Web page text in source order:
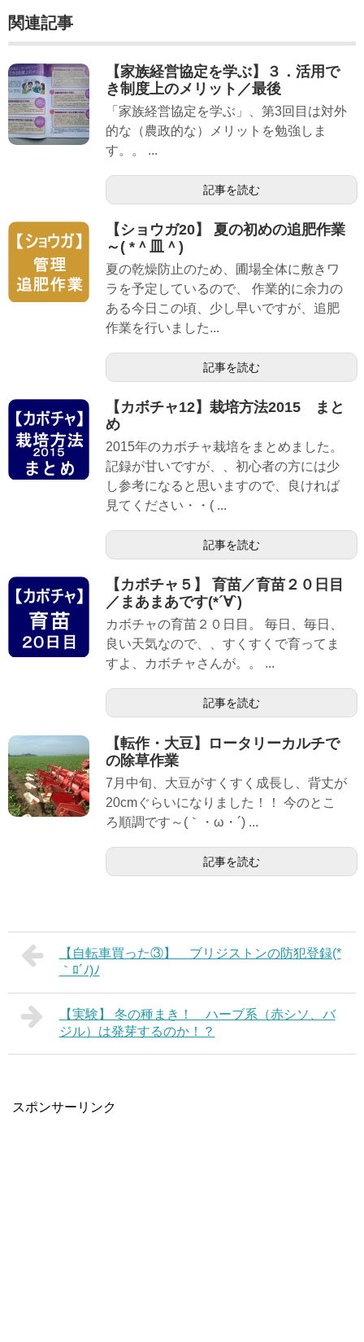
関連記事
【家族経営協定を学ぶ】３．活用で
き制度上のメリット／最後
「家族経営協定を学ぶ」、第3回目は対外
的な（農政的な）メリットを勉強しま
す。。 ...
記事を読む
【ショウガ20】 夏の初めの追肥作業
～( *＾皿＾)
夏の乾燥防止のため、圃場全体に敷きワ
ラを予定しているので、 作業的に余力の
ある今日この頃、少し早いですが、追肥
作業を行いました...
記事を読む
【カボチャ12】栽培方法2015 まと
め
2015年のカボチャ栽培をまとめました。
記録が甘いですが、、初心者の方には少
し参考になると思いますので、良ければ
見てください・・( ...
記事を読む
【カボチャ５】 育苗／育苗２０日目
／まあまあです(*´∀`)
カボチャの育苗２０日目。 毎日、毎日、
良い天気なので、、すくすくで育ってま
すよ、カボチャさんが。。 ...
記事を読む
【転作・大豆】ロータリーカルチで
の除草作業
7月中旬、大豆がすくすく成長し、背丈が
20cmぐらいになりました！！ 今のとこ
ろ順調です～(｀・ω・´) ...
記事を読む
【自転車買った③】 ブリジストンの防犯登録(*
｀ﾛ´ﾉ)ﾉ
【実験】 冬の種まき！ ハーブ系（赤シソ、バ
ジル）は発芽するのか！？
スポンサーリンク